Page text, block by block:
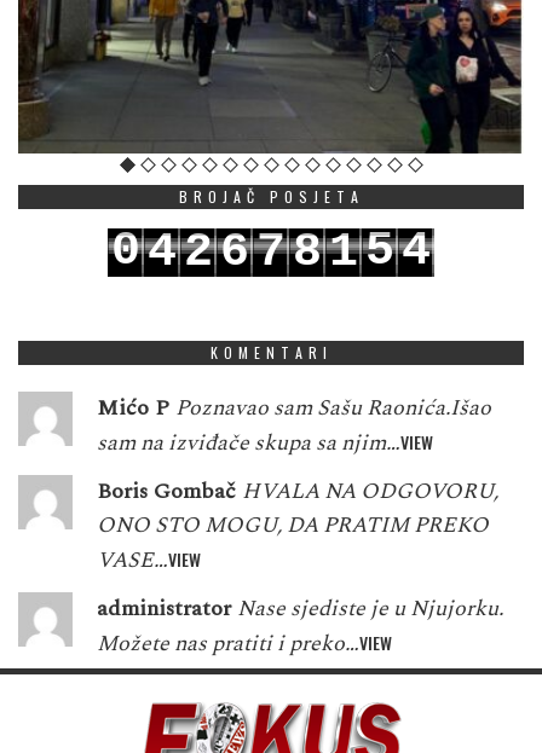
BROJAČ POSJETA
042678154
KOMENTARI
Mićo P Poznavao sam Sašu Raonića.Išao
sam na izviđače skupa sa njim…VIEW
Boris Gombač HVALA NA ODGOVORU,
ONO STO MOGU, DA PRATIM PREKO
VASE…VIEW
administrator Nase sjediste je u Njujorku.
Možete nas pratiti i preko…VIEW